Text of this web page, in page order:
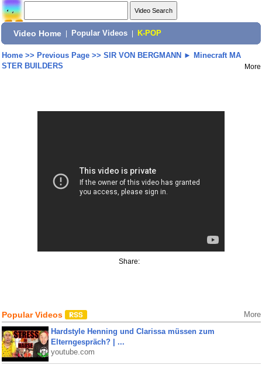
Video Home Popular Videos K-POP
Home>> Previous Page>> SIR VON BERGMANN ► Minecraft MA
STER BUILDERS
More
Share:
Popular Videos More
Hardstyle Henning und Clarissa müssen zum
Elterngespräch? | ...
youtube.com